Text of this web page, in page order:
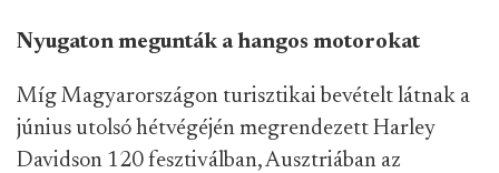
Nyugaton megunták a hangos motorokat
Míg Magyarországon turisztikai bevételt látnak a
június utolsó hétvégéjén megrendezett Harley
Davidson 120 fesztiválban, Ausztriában az